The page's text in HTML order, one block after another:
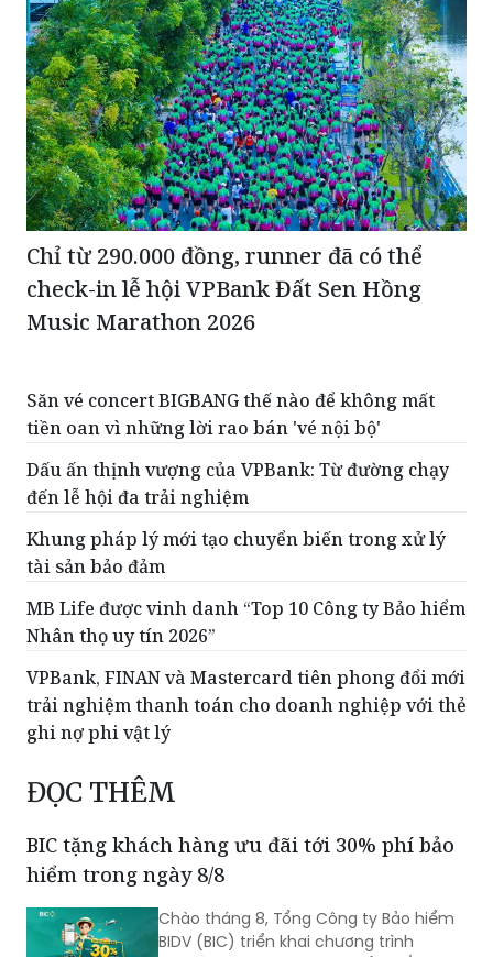
Chỉ từ 290.000 đồng, runner đã có thể
check-in lễ hội VPBank Đất Sen Hồng
Music Marathon 2026
Săn vé concert BIGBANG thế nào để không mất
tiền oan vì những lời rao bán 'vé nội bộ'
Dấu ấn thịnh vượng của VPBank: Từ đường chạy
đến lễ hội đa trải nghiệm
Khung pháp lý mới tạo chuyển biến trong xử lý
tài sản bảo đảm
MB Life được vinh danh “Top 10 Công ty Bảo hiểm
Nhân thọ uy tín 2026”
VPBank, FINAN và Mastercard tiên phong đổi mới
trải nghiệm thanh toán cho doanh nghiệp với thẻ
ghi nợ phi vật lý
ĐỌC THÊM
BIC tặng khách hàng ưu đãi tới 30% phí bảo
hiểm trong ngày 8/8
Chào tháng 8, Tổng Công ty Bảo hiểm
BIDV (BIC) triển khai chương trình